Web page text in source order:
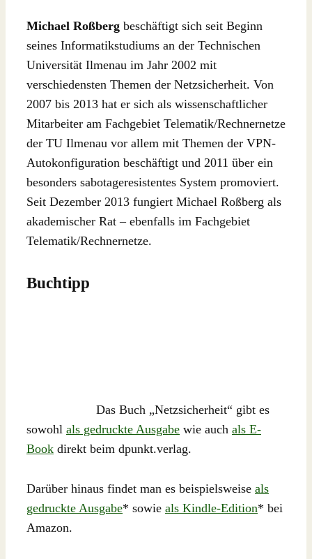
Michael Roßberg beschäftigt sich seit Beginn
seines Informatikstudiums an der Technischen
Universität Ilmenau im Jahr 2002 mit
verschiedensten Themen der Netzsicherheit. Von
2007 bis 2013 hat er sich als wissenschaftlicher
Mitarbeiter am Fachgebiet Telematik/Rechnernetze
der TU Ilmenau vor allem mit Themen der VPN-
Autokonfiguration beschäftigt und 2011 über ein
besonders sabotageresistentes System promoviert.
Seit Dezember 2013 fungiert Michael Roßberg als
akademischer Rat – ebenfalls im Fachgebiet
Telematik/Rechnernetze.
Buchtipp
Das Buch „Netzsicherheit“ gibt es
sowohl als gedruckte Ausgabe wie auch als E-
Book direkt beim dpunkt.verlag.
Darüber hinaus findet man es beispielsweise als
gedruckte Ausgabe* sowie als Kindle-Edition* bei
Amazon.